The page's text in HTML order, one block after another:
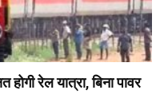
रेल यात्रा, बिना पावर